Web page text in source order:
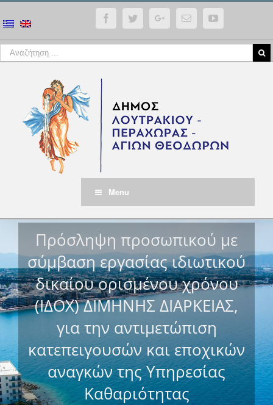
FacebookTwitterGoogle+Email YouTube
Menu
Πρόσληψη προσωπικού με
σύμβαση εργασίας ιδιωτικού
δικαίου ορισμένου χρόνου
(ΙΔΟΧ) ΔΙΜΗΝΗΣ ΔΙΑΡΚΕΙΑΣ,
για την αντιμετώπιση
κατεπειγουσών και εποχικών
αναγκών της Υπηρεσίας
Καθαριότητας